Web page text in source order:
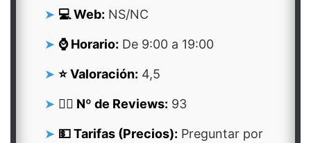
💻 Web: NS/NC
⌚ Horario: De 9:00 a 19:00
⭐ Valoración: 4,5
👍🏻 Nº de Reviews: 93
💵 Tarifas (Precios): Preguntar por